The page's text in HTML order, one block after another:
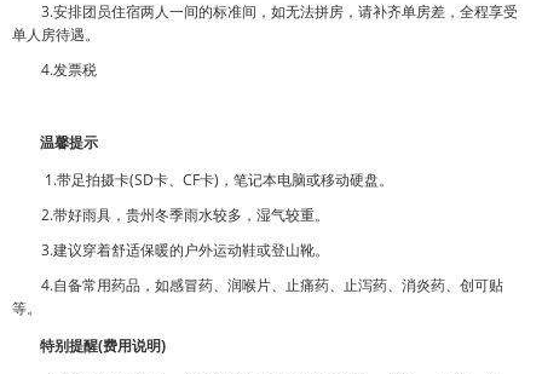
3.安排团员住宿两人一间的标准间，如无法拼房，请补齐单房差，全程享受
单人房待遇。
4.发票税
温馨提示
1.带足拍摄卡(SD卡、CF卡)，笔记本电脑或移动硬盘。
2.带好雨具，贵州冬季雨水较多，湿气较重。
3.建议穿着舒适保暖的户外运动鞋或登山靴。
4.自备常用药品，如感冒药、润喉片、止痛药、止泻药、消炎药、创可贴
等。
特别提醒(费用说明)